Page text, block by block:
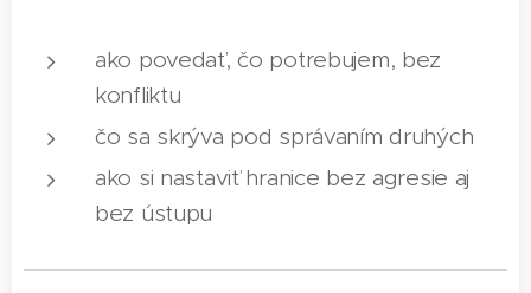
ako povedať, čo potrebujem, bez
konfliktu
čo sa skrýva pod správaním druhých
ako si nastaviť hranice bez agresie aj
bez ústupu